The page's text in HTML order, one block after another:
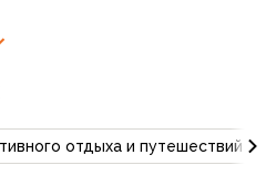
отдыха и путешествий